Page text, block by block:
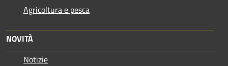
Agricoltura e pesca
NOVITÀ
Notizie